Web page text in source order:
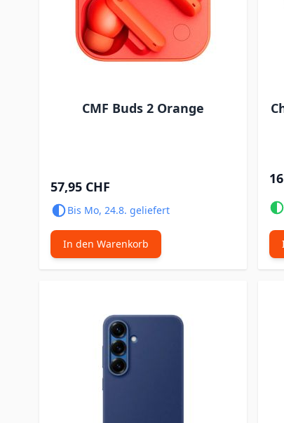
CMF Buds 2 Orange
57,95 CHF
Bis Mo, 24.8. geliefert
In den Warenkorb